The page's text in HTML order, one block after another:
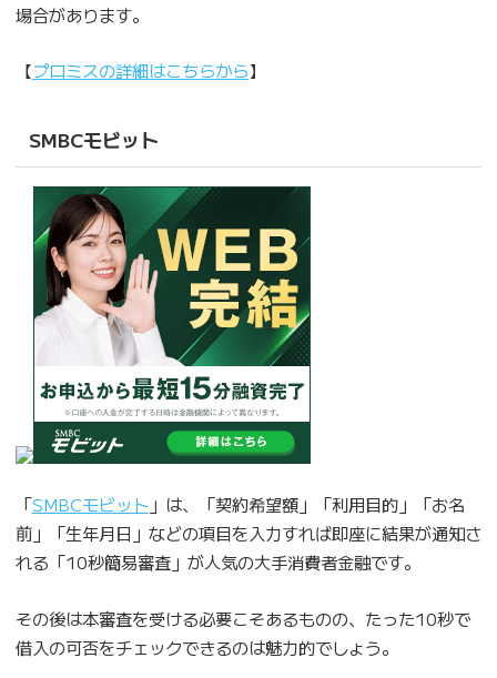
場合があります。
【プロミスの詳細はこちらから】
SMBCモビット
「SMBCモビット 」は、「契約希望額」「利用目的」「お名
前」「生年月日」などの項目を入力すれば即座に結果が通知さ
れる「10秒簡易審査」が人気の大手消費者金融です。
その後は本審査を受ける必要こそあるものの、たった10秒で
借入の可否をチェックできるのは魅力的でしょう。